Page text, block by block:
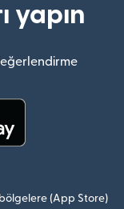
yapın
(App Store)